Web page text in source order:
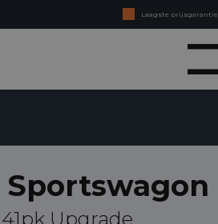
Laagste prijsgarantie
Online kopen, niet goed geld terug
Financial lease - Soepele acceptatie
Sportswagon
Upgrade